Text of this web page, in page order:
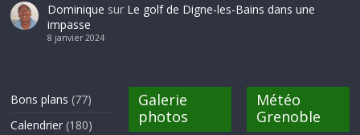
Dominique sur Le golf de Digne-les-Bains dans une
impasse
8 janvier 2024
Bons plans (77)
Calendrier (180)
Galerie
photos
Météo
Grenoble